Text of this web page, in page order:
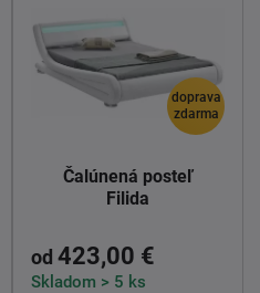
doprava
zdarma
Čalúnená posteľ
Filida
od 423,00 €
Skladom > 5 ks